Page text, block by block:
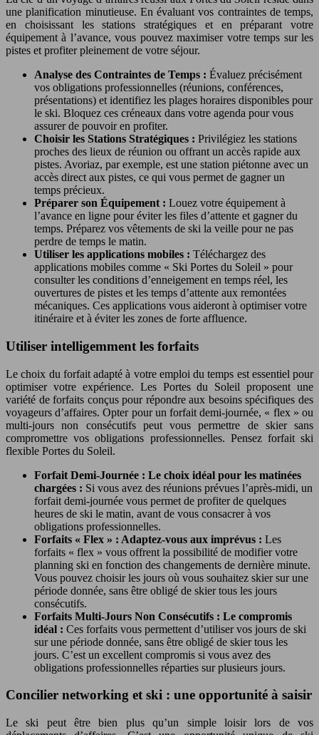
une planification minutieuse. En évaluant vos contraintes de temps,
en choisissant les stations stratégiques et en préparant votre
équipement à l’avance, vous pouvez maximiser votre temps sur les
pistes et profiter pleinement de votre séjour.
Analyse des Contraintes de Temps : Évaluez précisément
vos obligations professionnelles (réunions, conférences,
présentations) et identifiez les plages horaires disponibles pour
le ski. Bloquez ces créneaux dans votre agenda pour vous
assurer de pouvoir en profiter.
Choisir les Stations Stratégiques : Privilégiez les stations
proches des lieux de réunion ou offrant un accès rapide aux
pistes. Avoriaz, par exemple, est une station piétonne avec un
accès direct aux pistes, ce qui vous permet de gagner un
temps précieux.
Préparer son Équipement : Louez votre équipement à
l’avance en ligne pour éviter les files d’attente et gagner du
temps. Préparez vos vêtements de ski la veille pour ne pas
perdre de temps le matin.
Utiliser les applications mobiles : Téléchargez des
applications mobiles comme « Ski Portes du Soleil » pour
consulter les conditions d’enneigement en temps réel, les
ouvertures de pistes et les temps d’attente aux remontées
mécaniques. Ces applications vous aideront à optimiser votre
itinéraire et à éviter les zones de forte affluence.
Utiliser intelligemment les forfaits
Le choix du forfait adapté à votre emploi du temps est essentiel pour
optimiser votre expérience. Les Portes du Soleil proposent une
variété de forfaits conçus pour répondre aux besoins spécifiques des
voyageurs d’affaires. Opter pour un forfait demi-journée, « flex » ou
multi-jours non consécutifs peut vous permettre de skier sans
compromettre vos obligations professionnelles. Pensez forfait ski
flexible Portes du Soleil.
Forfait Demi-Journée : Le choix idéal pour les matinées
chargées : Si vous avez des réunions prévues l’après-midi, un
forfait demi-journée vous permet de profiter de quelques
heures de ski le matin, avant de vous consacrer à vos
obligations professionnelles.
Forfaits « Flex » : Adaptez-vous aux imprévus : Les
forfaits « flex » vous offrent la possibilité de modifier votre
planning ski en fonction des changements de dernière minute.
Vous pouvez choisir les jours où vous souhaitez skier sur une
période donnée, sans être obligé de skier tous les jours
consécutifs.
Forfaits Multi-Jours Non Consécutifs : Le compromis
idéal : Ces forfaits vous permettent d’utiliser vos jours de ski
sur une période donnée, sans être obligé de skier tous les
jours. C’est un excellent compromis si vous avez des
obligations professionnelles réparties sur plusieurs jours.
Concilier networking et ski : une opportunité à saisir
Le ski peut être bien plus qu’un simple loisir lors de vos